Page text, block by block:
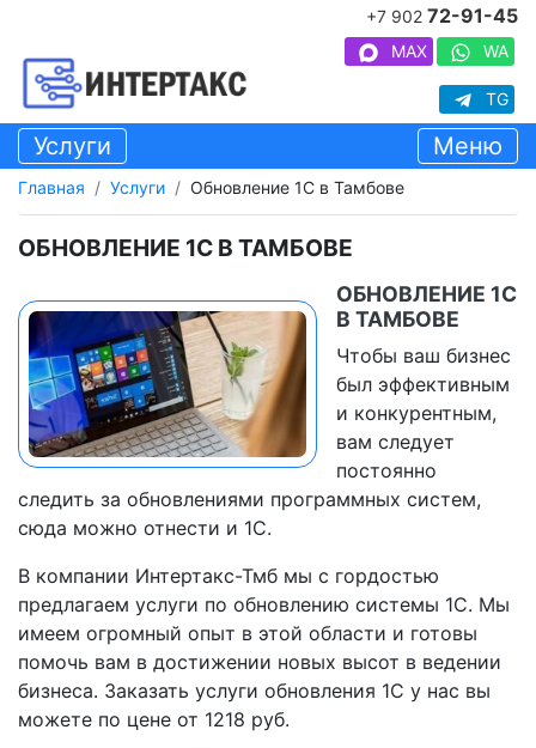
+7 902 72-91-45
MAX WA
TG
Услуги Меню
Главная Услуги Обновление 1С в Тамбове
ОБНОВЛЕНИЕ 1С В ТАМБОВЕ
ОБНОВЛЕНИЕ 1С
В ТАМБОВЕ
Чтобы ваш бизнес
был эффективным
и конкурентным,
вам следует
постоянно
следить за обновлениями программных систем,
сюда можно отнести и 1С.
В компании Интертакс-Тмб мы с гордостью
предлагаем услуги по обновлению системы 1C. Мы
имеем огромный опыт в этой области и готовы
помочь вам в достижении новых высот в ведении
бизнеса. Заказать услуги обновления 1C у нас вы
можете по цене от 1218 руб.